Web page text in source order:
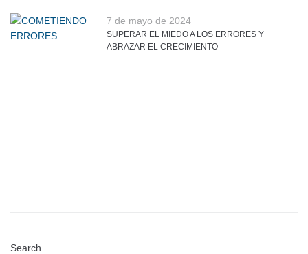
7 de mayo de 2024
SUPERAR EL MIEDO A LOS ERRORES Y
ABRAZAR EL CRECIMIENTO
Search